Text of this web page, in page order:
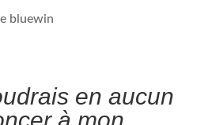
bluewin
en aucun
à mon